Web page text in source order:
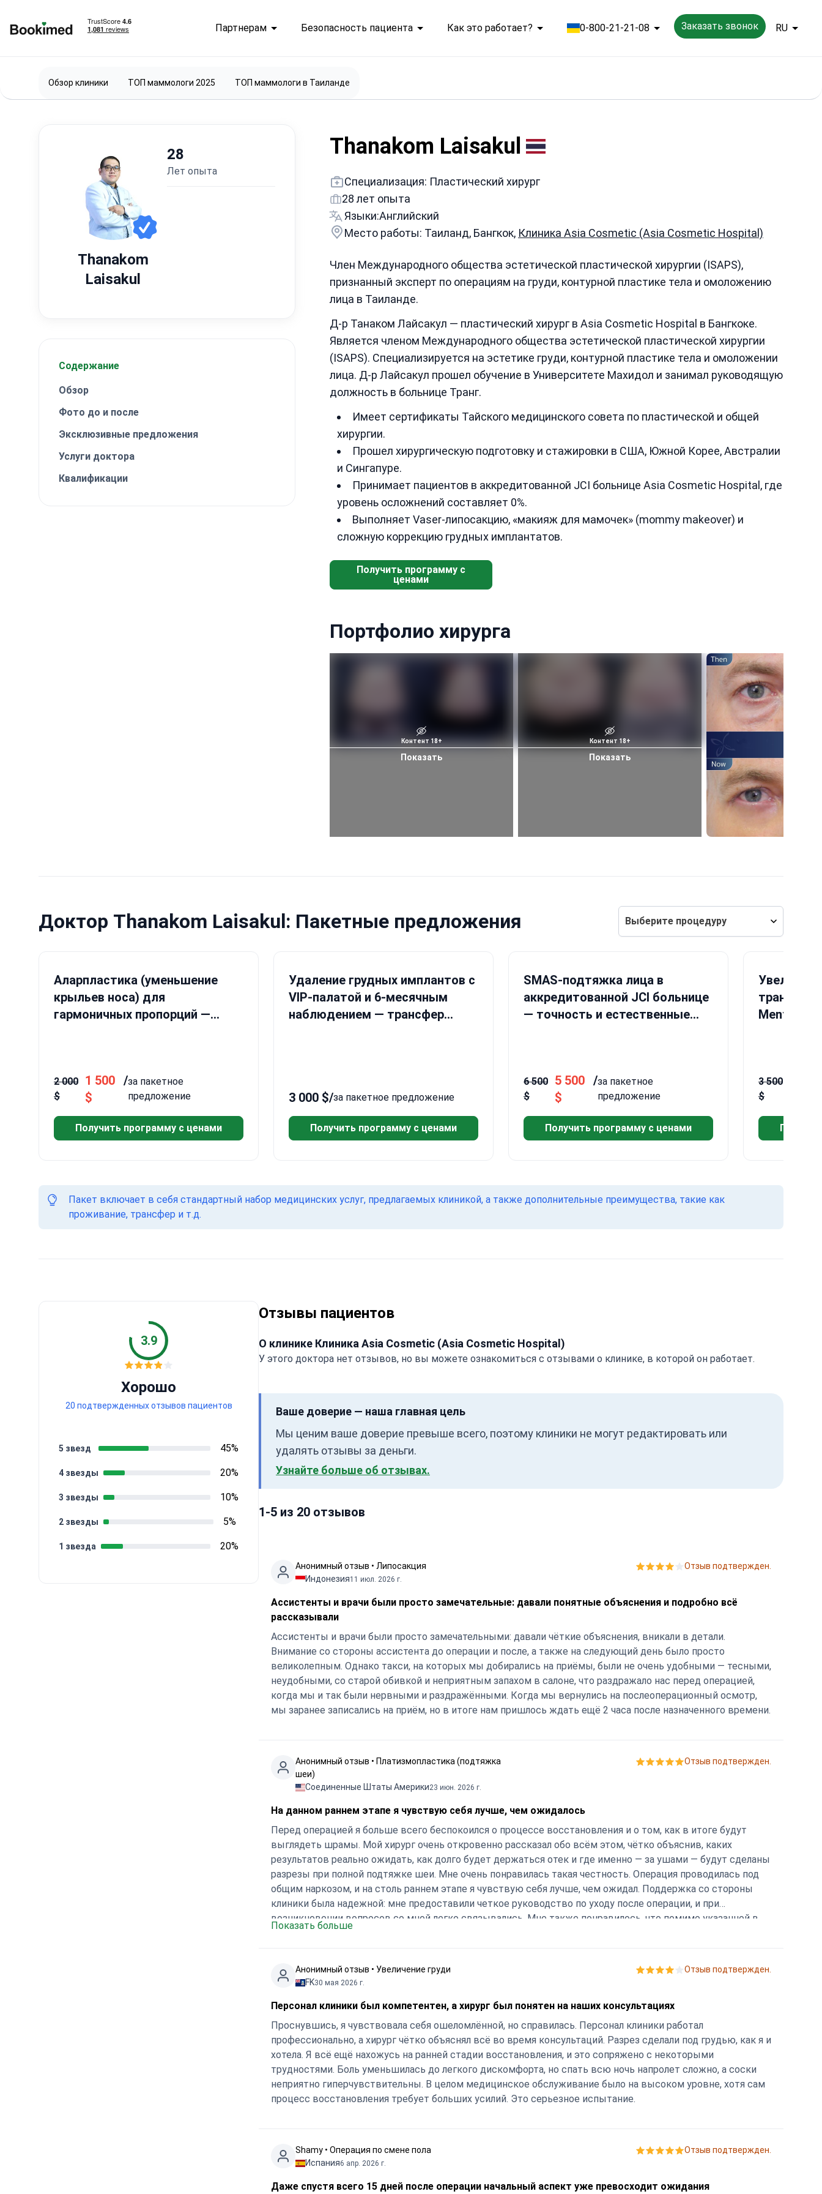
Партнерам Безопасность пациента Как это работает? 0-800-21-21-08 Заказать звонок RU
Обзор клиники ТОП маммологи 2025 ТОП маммологи в Таиланде
Thanakom
Laisakul
28
лет опыта
Содержание
Обзор
Фото до и после
Эксклюзивные предложения
Услуги доктора
Квалификации
Thanakom Laisakul
Специализация: Пластический хирург
28 лет опыта
Языки:Английский
Место работы: Таиланд, Бангкок, Клиника Asia Cosmetic (Asia Cosmetic Hospital)
Член Международного общества эстетической пластической хирургии (ISAPS),
признанный эксперт по операциям на груди, контурной пластике тела и омоложению
лица в Таиланде.
Д-р Танаком Лайсакул — пластический хирург в Asia Cosmetic Hospital в Бангкоке.
Является членом Международного общества эстетической пластической хирургии
(ISAPS). Специализируется на эстетике груди, контурной пластике тела и омоложении
лица. Д-р Лайсакул прошел обучение в Университете Махидол и занимал руководящую
должность в больнице Транг.
Имеет сертификаты Тайского медицинского совета по пластической и общей
хирургии.
Прошел хирургическую подготовку и стажировки в США, Южной Корее, Австралии
и Сингапуре.
Принимает пациентов в аккредитованной JCI больнице Asia Cosmetic Hospital, где
уровень осложнений составляет 0%.
Выполняет Vaser-липосакцию, «макияж для мамочек» (mommy makeover) и
сложную коррекцию грудных имплантатов.
Получить программу с
ценами
Портфолио хирурга
Контент 18+
Показать
Контент 18+
Показать
Доктор Thanakom Laisakul: Пакетные предложения Выберите процедуру
Аларпластика (уменьшение
крыльев носа) для
гармоничных пропорций —
2 000
$
1 500
$
/за пакетное
предложение
Получить программу с ценами
Удаление грудных имплантов с
VIP-палатой и 6-месячным
наблюдением — трансфер
3 000 $/за пакетное предложение
Получить программу с ценами
SMAS-подтяжка лица в
аккредитованной JCI больнице
— точность и естественные
6 500
$
5 500
$
/за пакетное
предложение
Получить программу с ценами
Mentor®
3 500
$
Пакет включает в себя стандартный набор медицинских услуг, предлагаемых клиникой, а также дополнительные преимущества, такие как
проживание, трансфер и т.д.
3.9
Хорошо
20 подтвержденных отзывов пациентов
1 звезда 20%
2 звезды 5%
3 звезды 10%
4 звезды 20%
5 звезд 45%
Отзывы пациентов
О клинике Клиника Asia Cosmetic (Asia Cosmetic Hospital)
У этого доктора нет отзывов, но вы можете ознакомиться с отзывами о клинике, в которой он работает.
Ваше доверие — наша главная цель
Мы ценим ваше доверие превыше всего, поэтому клиники не могут редактировать или
удалять отзывы за деньги.
Узнайте больше об отзывах.
1-5 из 20 отзывов
Анонимный отзыв • Липосакция
Индонезия11 июл. 2026 г.
Отзыв подтвержден.
Ассистенты и врачи были просто замечательные: давали понятные объяснения и подробно всё
рассказывали
Ассистенты и врачи были просто замечательными: давали чёткие объяснения, вникали в детали.
Внимание со стороны ассистента до операции и после, а также на следующий день было просто
великолепным. Однако такси, на которых мы добирались на приёмы, были не очень удобными — тесными,
неудобными, со старой обивкой и неприятным запахом в салоне, что раздражало нас перед операцией,
когда мы и так были нервными и раздражёнными. Когда мы вернулись на послеоперационный осмотр,
мы заранее записались на приём, но в итоге нам пришлось ждать ещё 2 часа после назначенного времени.
Анонимный отзыв • Платизмопластика (подтяжка
шеи)
Соединенные Штаты Америки23 июн. 2026 г.
Отзыв подтвержден.
На данном раннем этапе я чувствую себя лучше, чем ожидалось
Перед операцией я больше всего беспокоился о процессе восстановления и о том, как в итоге будут
выглядеть шрамы. Мой хирург очень откровенно рассказал обо всём этом, чётко объяснив, каких
результатов реально ожидать, как долго будет держаться отек и где именно — за ушами — будут сделаны
разрезы при полной подтяжке шеи. Мне очень понравилась такая честность. Операция проводилась под
общим наркозом, и на столь раннем этапе я чувствую себя лучше, чем ожидал. Поддержка со стороны
клиники была надежной: мне предоставили четкое руководство по уходу после операции, и при
возникновении вопросов со мной легко связывались. Мне также понравилось, что помимо указанной в
смете цены не возникло никаких дополнительных расходов.
Показать больше
Анонимный отзыв • Увеличение груди
FK30 мая 2026 г.
Отзыв подтвержден.
Персонал клиники был компетентен, а хирург был понятен на наших консультациях
Проснувшись, я чувствовала себя ошеломлённой, но справилась. Персонал клиники работал
профессионально, а хирург чётко объяснял всё во время консультаций. Разрез сделали под грудью, как я и
хотела. Я всё ещё нахожусь на ранней стадии восстановления, и это сопряжено с некоторыми
трудностями. Боль уменьшилась до легкого дискомфорта, но спать всю ночь напролет сложно, а соски
неприятно гиперчувствительны. В целом медицинское обслуживание было на высоком уровне, хотя сам
процесс восстановления требует больших усилий. Это серьезное испытание.
Shamy • Операция по смене пола
Испания6 апр. 2026 г.
Отзыв подтвержден.
Даже спустя всего 15 дней после операции начальный аспект уже превосходит ожидания